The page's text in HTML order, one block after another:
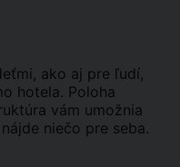
ako aj pre ľudí,
hotela. Poloha
vám umožnia
niečo pre seba.